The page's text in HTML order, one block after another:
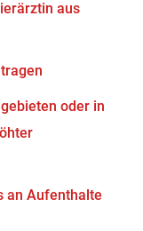
aus
oder in
an Aufenthalte